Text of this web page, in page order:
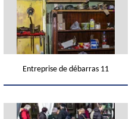
Entreprise de débarras 11